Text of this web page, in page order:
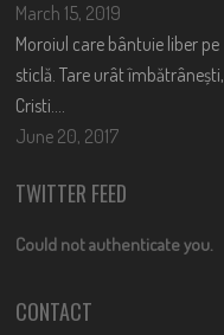
March 15, 2019
Moroiul care bântuie liber pe
sticlă. Tare urât îmbătrânești,
Cristi….
June 20, 2017
TWITTER FEED
Could not authenticate you.
CONTACT